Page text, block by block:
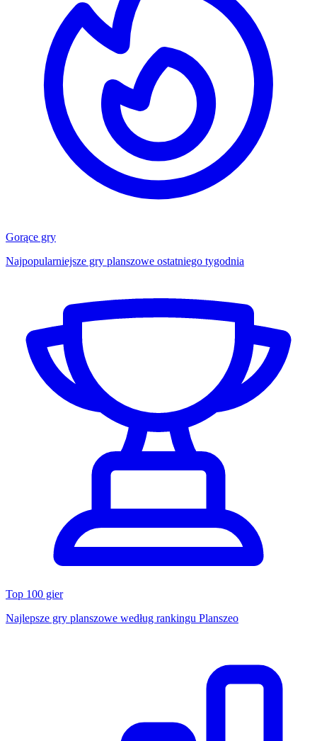
Gorące gry
Najpopularniejsze gry planszowe ostatniego tygodnia
Top 100 gier
Najlepsze gry planszowe według rankingu Planszeo